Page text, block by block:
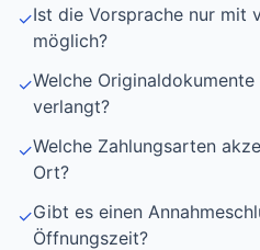
✓Ist die Vorsprache nur mit
möglich?
✓Welche
verlangt?
✓Welche Zahlungsarten
Ort?
✓Gibt es einen
Öffnungszeit?